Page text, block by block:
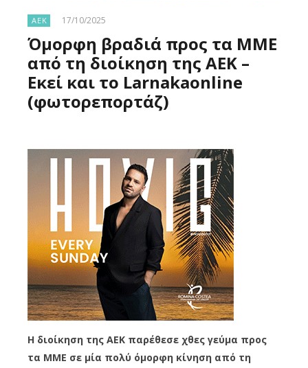
ΑΕΚ 17/10/2025
Όμορφη βραδιά προς τα ΜΜΕ
από τη διοίκηση της ΑΕΚ –
Εκεί και το Larnakaonline
(φωτορεπορτάζ)
Η διοίκηση της ΑΕΚ παρέθεσε χθες γεύμα προς
τα ΜΜΕ σε μία πολύ όμορφη κίνηση από τη